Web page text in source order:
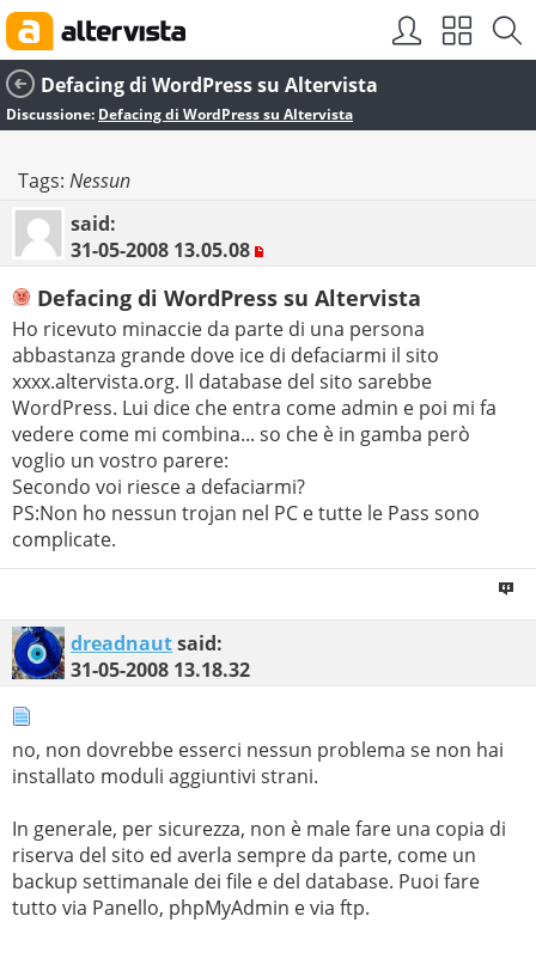
Defacing di WordPress su Altervista
Discussione: Defacing di WordPress su Altervista
Tags: Nessun
said:
31-05-2008 13.05.08
Defacing di WordPress su Altervista
Ho ricevuto minaccie da parte di una persona
abbastanza grande dove ice di defaciarmi il sito
xxxx.altervista.org. Il database del sito sarebbe
WordPress. Lui dice che entra come admin e poi mi fa
vedere come mi combina... so che è in gamba però
voglio un vostro parere:
Secondo voi riesce a defaciarmi?
PS:Non ho nessun trojan nel PC e tutte le Pass sono
complicate.
dreadnautsaid:
31-05-2008 13.18.32
no, non dovrebbe esserci nessun problema se non hai
installato moduli aggiuntivi strani.
In generale, per sicurezza, non è male fare una copia di
riserva del sito ed averla sempre da parte, come un
backup settimanale dei file e del database. Puoi fare
tutto via Panello, phpMyAdmin e via ftp.